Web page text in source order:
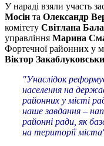
У нараді взяли участь
Мосін та Олександр
комітету Світлана
управління Марина
Фортечної районних у
Віктор
"Унаслідок
населення на
районних у місті
наше завдання –
районні ради, як
на території